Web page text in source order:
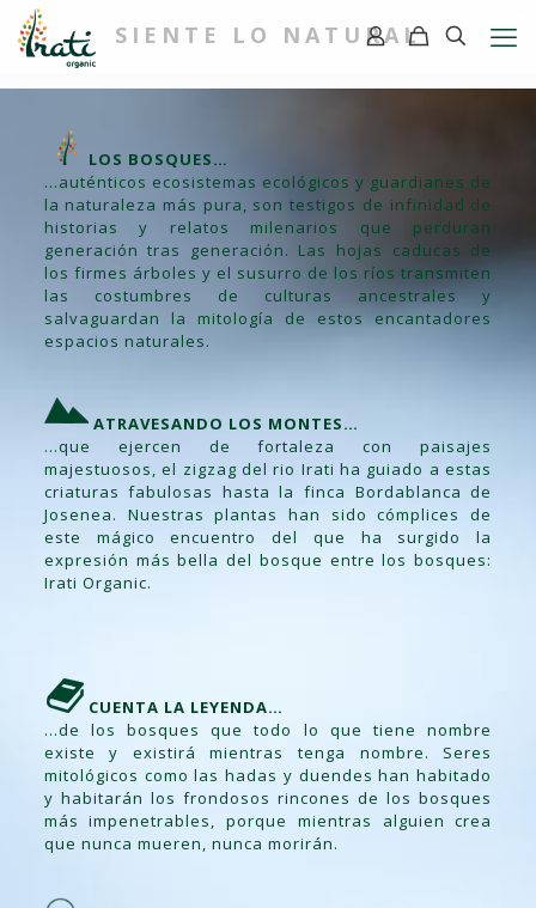
SIENTE LO NATURAL
LOS BOSQUES…
…auténticos ecosistemas ecológicos y guardianes de
la naturaleza más pura, son testigos de infinidad de
historias y relatos milenarios que perduran
generación tras generación. Las hojas caducas de
los firmes árboles y el susurro de los ríos transmiten
las costumbres de culturas ancestrales y
salvaguardan la mitología de estos encantadores
espacios naturales.
ATRAVESANDO LOS MONTES…
…que ejercen de fortaleza con paisajes
majestuosos, el zigzag del rio Irati ha guiado a estas
criaturas fabulosas hasta la finca Bordablanca de
Josenea. Nuestras plantas han sido cómplices de
este mágico encuentro del que ha surgido la
expresión más bella del bosque entre los bosques:
Irati Organic.
CUENTA LA LEYENDA…
…de los bosques que todo lo que tiene nombre
existe y existirá mientras tenga nombre. Seres
mitológicos como las hadas y duendes han habitado
y habitarán los frondosos rincones de los bosques
más impenetrables, porque mientras alguien crea
que nunca mueren, nunca morirán.